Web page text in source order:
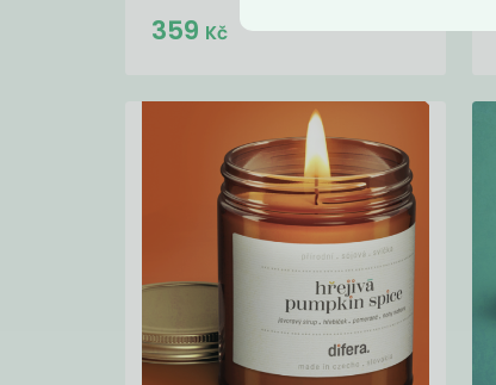
Do košíku:
359 Kč